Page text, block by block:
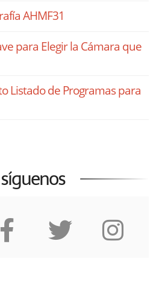
AHMF31
para Elegir la Cámara que
Listado de Programas para
síguenos